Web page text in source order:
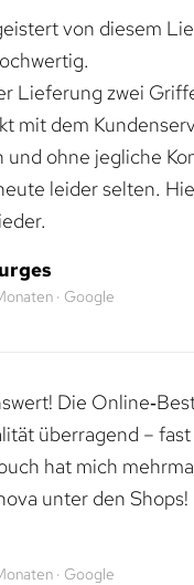
von diesem
Lieferung zwei
mit dem
und ohne jegliche
leider selten.
· Google
Die
überragend –
hat mich
unter den Shops!
· Google